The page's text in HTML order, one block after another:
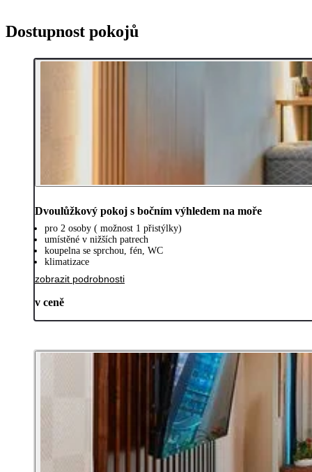
Dostupnost pokojů
Dvoulůžkový pokoj s bočním výhledem na moře
pro 2 osoby ( možnost 1 přistýlky)
umístěné v nižších patrech
koupelna se sprchou, fén, WC
klimatizace
zobrazit podrobnosti
v ceně